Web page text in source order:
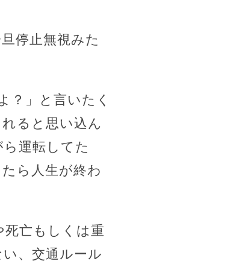
停止無視みた
？」と言いたく
ると思い込ん
運転してた
ら人生が終わ
死亡もしくは重
、交通ルール